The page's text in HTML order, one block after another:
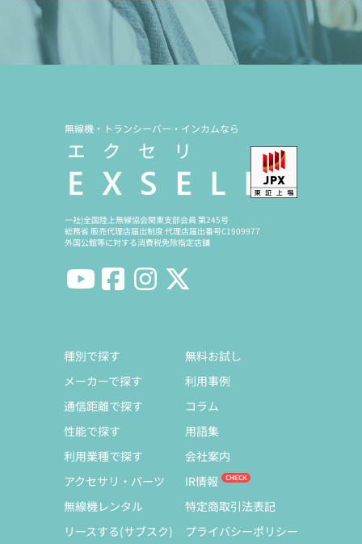
無線機・トランシーバー・インカムなら
一社)全国陸上無線協会関東支部会員 第245号
総務省 販売代理店届出制度 代理店届出番号C1909977
外国公館等に対する消費税免除指定店舗
種別で探す
メーカーで探す
通信距離で探す
性能で探す
利用業種で探す
アクセサリ・パーツ
無線機レンタル
リースする(サブスク)
無料お試し
利用事例
コラム
用語集
会社案内
IR情報
特定商取引法表記
プライバシーポリシー